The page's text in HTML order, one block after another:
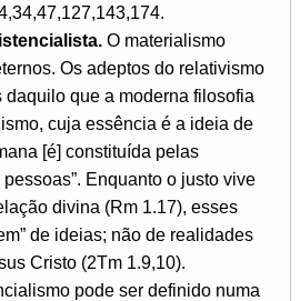
O materialismo
Os adeptos do relativismo
que a moderna filosofia
cuja essência é a ideia de
[é] constituída pelas
Enquanto o justo vive
divina (Rm 1.17), esses
de ideias; não de realidades
Cristo (2Tm 1.9,10).
pode ser definido numa